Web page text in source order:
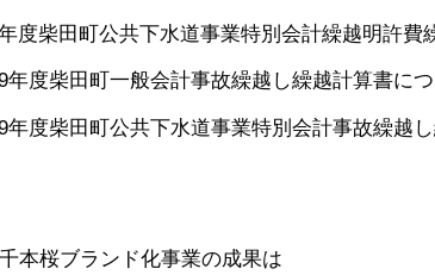
柴田町公共下水道事業特別会計繰越明許費
度柴田町一般会計事故繰越し繰越計算書に
度柴田町公共下水道事業特別会計事故繰越
本桜ブランド化事業の成果は